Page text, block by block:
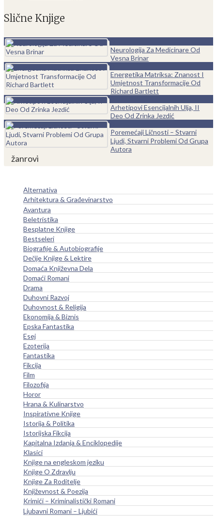
Slične Knjige
Neurologija Za Medicinare Od
Vesna Brinar
Energetika Matriksa: Znanost I
Umjetnost Transformacije Od
Richard Bartlett
Arhetipovi Esencijalnih Ulja, II
Deo Od Zrinka Jezdić
Poremećaji Ličnosti – Stvarni
Ljudi, Stvarni Problemi Od Grupa
Autora
žanrovi
Alternativa
Arhitektura & Građevinarstvo
Avantura
Beletristika
Besplatne Knjige
Bestseleri
Biografije & Autobiografije
Dečije Knjige & Lektire
Domaća Književna Dela
Domaći Romani
Drama
Duhovni Razvoj
Duhovnost & Religija
Ekonomija & Biznis
Epska Fantastika
Esej
Ezoterija
Fantastika
Fikcija
Film
Filozofija
Horor
Hrana & Kulinarstvo
Inspirativne Knjige
Istorija & Politika
Istorijska Fikcija
Kapitalna Izdanja & Enciklopedije
Klasici
Knjige na engleskom jeziku
Knjige O Zdravlju
Knjige Za Roditelje
Književnost & Poezija
Krimići – Kriminalistički Romani
Ljubavni Romani – Ljubići